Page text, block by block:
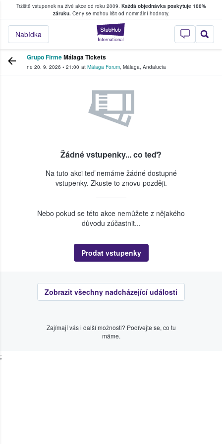
Tržiště vstupenek na živé akce od roku 2009. Každá objednávka poskytuje 100%
záruku.Ceny se mohou lišit od nominální hodnoty.
StubHub –
Nabídka
kde fanoušci kupují a prodávají vstupenky
Grupo FirmeMálaga Tickets
ne 20. 9. 2026 • 21:00 at Málaga Forum, Málaga, Andalucía
Žádné vstupenky... co teď?
Na tuto akci teď nemáme žádné dostupné
vstupenky. Zkuste to znovu později.
Nebo pokud se této akce nemůžete z nějakého
důvodu zúčastnit...
Prodat vstupenky
Zobrazit všechny nadcházející události
Zajímají vás i další možnosti? Podívejte se, co tu
máme.
;